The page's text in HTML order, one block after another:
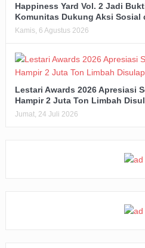
Happiness Yard Vol. 2 Jadi
Komunitas Dukung Aksi Sosial
Kamis, 6 Agustus 2026
Lestari Awards 2026 Apresiasi
Hampir 2 Juta Ton Limbah
Jumat, 24 Juli 2026